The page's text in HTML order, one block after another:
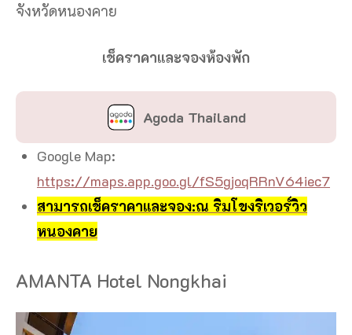
จังหวัดหนองคาย
เช็คราคาและจองห้องพัก
Agoda Thailand
Google Map:
https://maps.app.goo.gl/fS5gjoqRRnV64iec7
สามารถเช็คราคาและจอง:ณ ริมโขงริเวอร์วิว
หนองคาย
AMANTA Hotel Nongkhai